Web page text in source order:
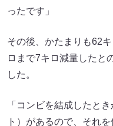
ったです」
その後、かたまりも62
ロまで7キロ減量したと
した。
「コンビを結成したと
ト）があるので、それ